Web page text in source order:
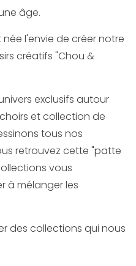
âge.
née l'envie de créer notre
créatifs "Chou &
exclusifs autour
et collection de
tous nos
retrouvez cette "patte
vous
à mélanger les
des collections qui nous